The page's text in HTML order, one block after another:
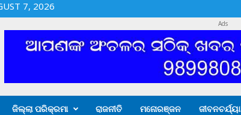
7, 2026
Ads
ଜିଲ୍ଲା ପରିକ୍ରମା ରାଜନୀତି ମନୋରଞ୍ଜନ ଜୀବନଚର୍ଯ୍ୟା